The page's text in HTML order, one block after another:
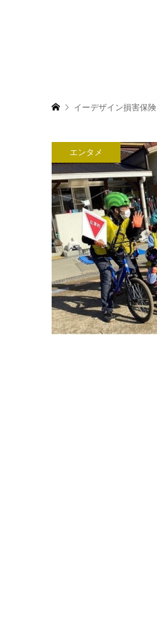
イーデザイン損害保険
エンタメ